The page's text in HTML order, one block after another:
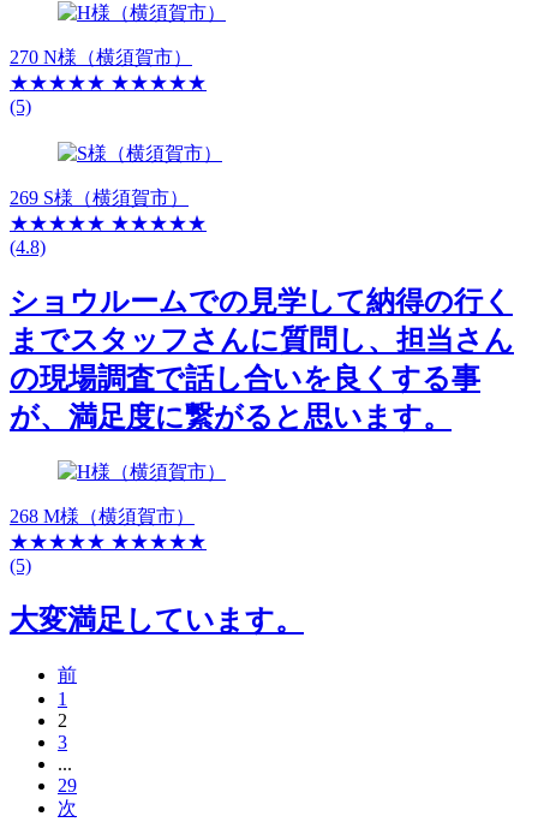
270 N様（横須賀市）
★★★★★ ★★★★★
(5)
269 S様（横須賀市）
★★★★★ ★★★★★
(4.8)
ショウルームでの見学して納得の行く
までスタッフさんに質問し、担当さん
の現場調査で話し合いを良くする事
が、満足度に繋がると思います。
268 M様（横須賀市）
★★★★★ ★★★★★
(5)
大変満足しています。
前
1
2
3
...
29
次